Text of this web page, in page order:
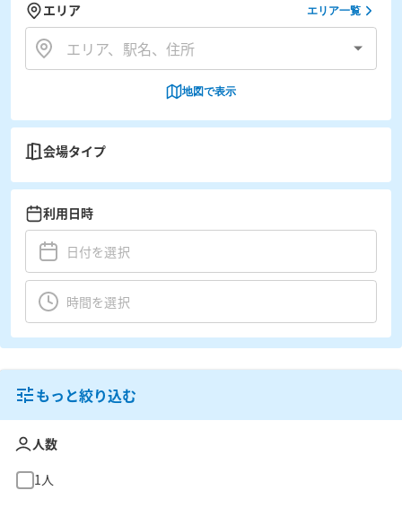
エリア エリア一覧
地図で表示
会場タイプ
利用日時
もっと絞り込む
人数
1人